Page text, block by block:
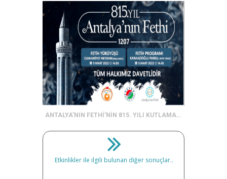
ANTALYA'NIN FETHİ'NİN 815. YILI KUTLAMALARI
Etkinlikler ile ilgili bulunan diğer sonuçlar..